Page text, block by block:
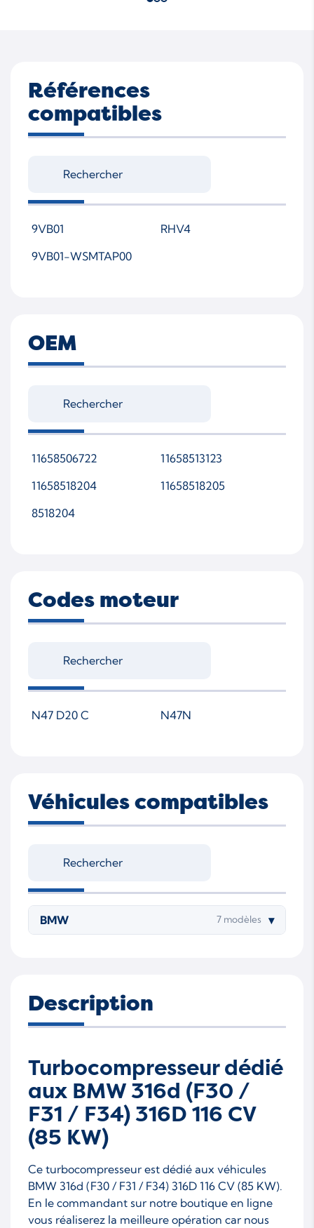
Références
compatibles
9VB01
RHV4
9VB01-WSMTAP00
OEM
11658506722
11658513123
11658518204
11658518205
8518204
Codes moteur
N47 D20 C N47N
Véhicules compatibles
BMW 7 modèles ▾
Description
Turbocompresseur dédié
aux BMW 316d (F30 /
F31 / F34) 316D 116 CV
(85 KW)
Ce turbocompresseur est dédié aux véhicules
BMW 316d (F30 / F31 / F34) 316D 116 CV (85 KW).
En le commandant sur notre boutique en ligne
vous réaliserez la meilleure opération car nous